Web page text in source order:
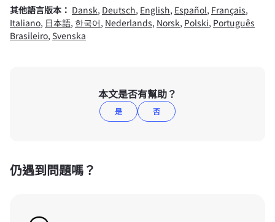
其他語言版本： Dansk, Deutsch, English, Español, Français,
Italiano, 日本語, 한국어, Nederlands, Norsk, Polski, Português
Brasileiro, Svenska
本文是否有幫助？
是 否
仍遇到問題嗎？